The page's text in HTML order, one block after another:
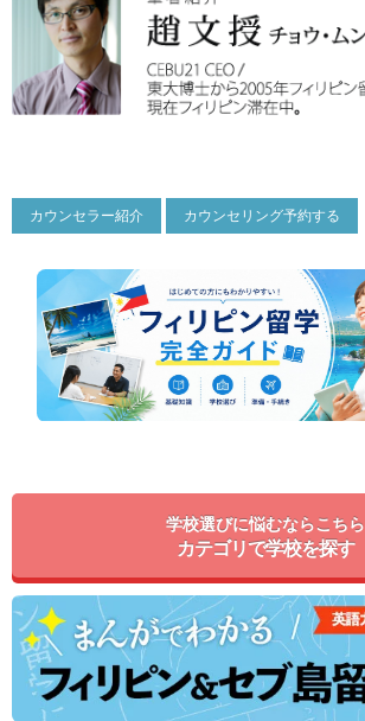
カウンセラー紹介 カウンセリング予約する
学校選びに悩むならこちら
カテゴリで学校を探す